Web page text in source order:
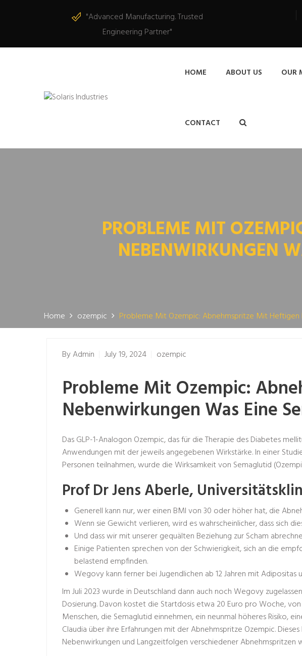
"Advanced Manufacturing. Trusted
Engineering Partner"
HOME ABOUT US OUR
CONTACT
PROBLEME MIT
NEBENWIRKUNGEN
Home ozempic Probleme Mit Ozempic: Abnehmspritze Mit
ByAdmin July 19, 2024 ozempic
Probleme Mit Ozempic:
Nebenwirkungen Was Eine
Das GLP-1-Analogon Ozempic, das für die Therapie des Diabetes
Anwendungen mit der jeweils angegebenen Wirkstärke. In einer
Personen teilnahmen, wurde die Wirksamkeit von Semaglutid
Prof Dr Jens Aberle,
Generell kann nur, wer einen BMI von 30 oder höher hat, die
Wenn sie Gewicht verlieren, wird es wahrscheinlicher, dass sich
Und dass wir mit unserer gequälten Beziehung zur Scham
Einige Patienten sprechen von der Schwierigkeit, sich an die
belastend empfinden.
Wegovy kann ferner bei Jugend­lichen ab 12 Jahren mit
Im Juli 2023 wurde in Deutschland dann auch noch Wegovy
Dosierung. Davon kostet die Startdosis etwa 20 Euro pro Woche,
Menschen, die Semaglutid einnehmen, ein neunmal höheres Risiko,
Claudia über ihre Erfahrungen mit der Abnehmspritze Ozempic.
Nebenwirkungen und Langzeitfolgen verschiedener Abnehmspritzen